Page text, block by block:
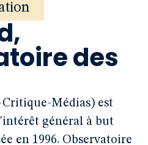
des
Médias) est
général à but
en 1996. Observatoire